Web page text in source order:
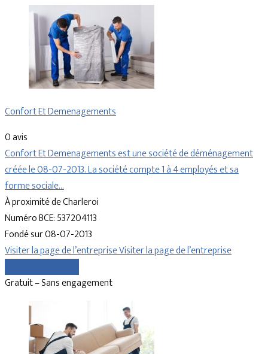
Confort Et Demenagements
0 avis
Confort Et Demenagements est une société de déménagement
créée le 08-07-2013. La société compte 1 à 4 employés et sa
forme sociale…
À proximité de Charleroi
Numéro BCE: 537204113
Fondé sur 08-07-2013
Visiter la page de l’entrepriseVisiter la page de l’entreprise
Gratuit – Sans engagement